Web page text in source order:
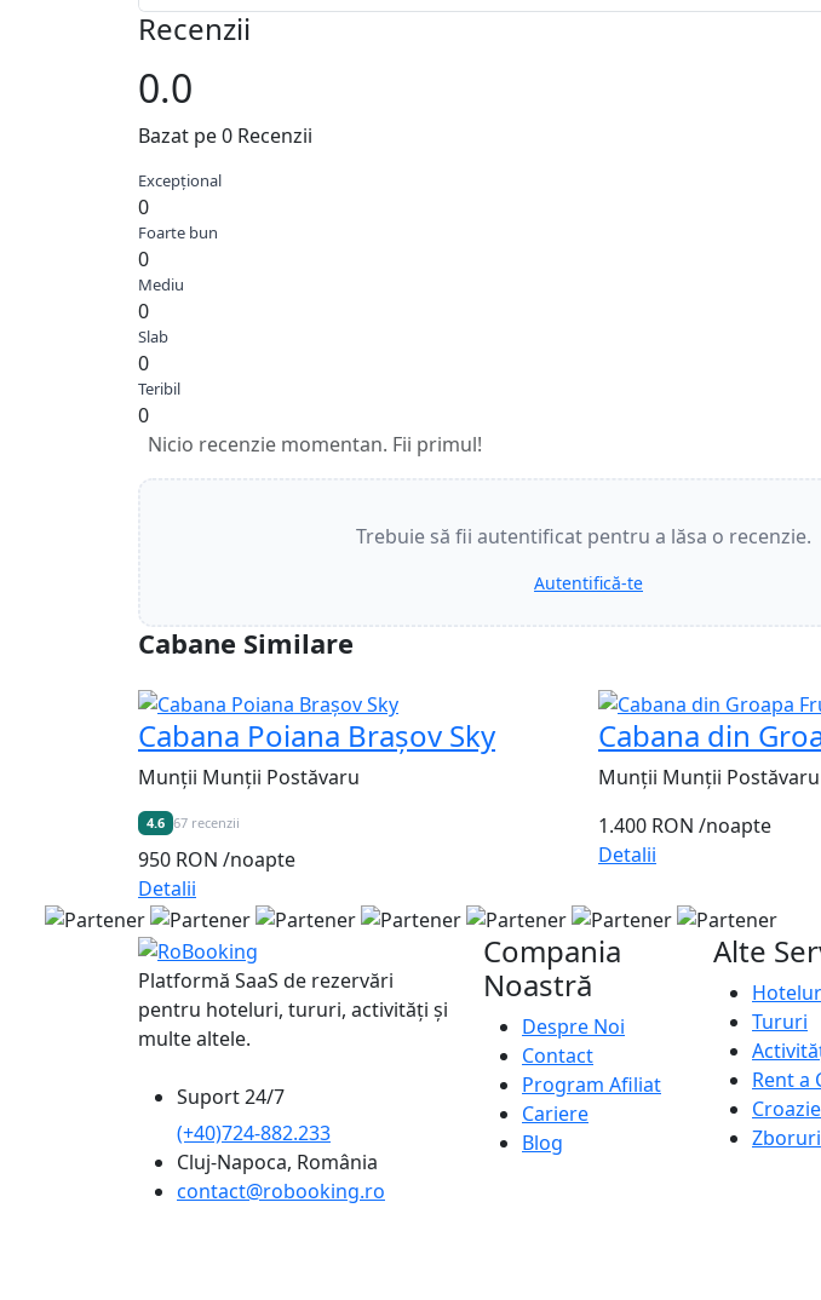
Recenzii
0.0
Bazat pe 0 Recenzii
Excepțional
0
Foarte bun
0
Mediu
0
Slab
0
Teribil
0
Nicio recenzie momentan. Fii primul!
Trebuie să fii autentificat pentru a lăsa o recenzie.
Autentifică-te
Cabane Similare
Cabana Poiana Brașov Sky
Munții Munții Postăvaru
4.6 67 recenzii
950 RON /noapte
Detalii
Cabana din
Munții Munții Postăvaru
1.400 RON /noapte
Detalii
Platformă SaaS de rezervări
pentru hoteluri, tururi, activități și
multe altele.
Suport 24/7
(+40)724-882.233
Cluj-Napoca, România
contact@robooking.ro
Compania
Noastră
Despre Noi
Contact
Program Afiliat
Cariere
Blog
Alte
Tururi
Rent a
Zboruri